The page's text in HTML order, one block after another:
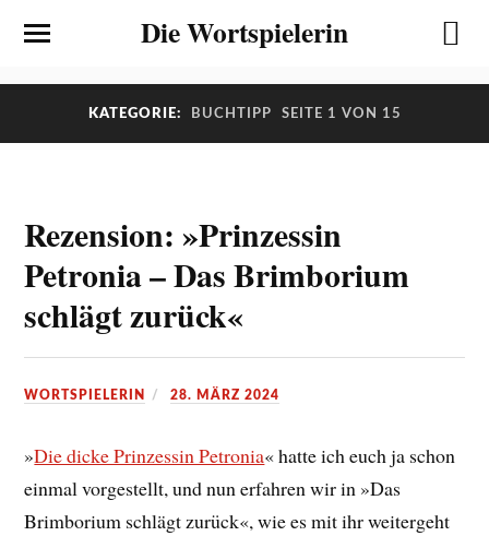
Die Wortspielerin
KATEGORIE: BUCHTIPP SEITE 1 VON 15
Rezension: »Prinzessin
Petronia – Das Brimborium
schlägt zurück«
WORTSPIELERIN 28. MÄRZ 2024
»Die dicke Prinzessin Petronia« hatte ich euch ja schon
einmal vorgestellt, und nun erfahren wir in »Das
Brimborium schlägt zurück«, wie es mit ihr weitergeht